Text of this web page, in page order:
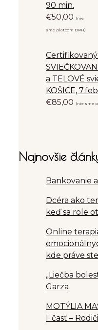
90 min.
€50,00 (nie
sme platcom DPH)
a TELOVÉ
KOŠICE,
€85,00 (nie sme
Najnovšie
Bankovanie
Dcéra ako
keď sa role
Online
kde práve
„Liečba
Garza
MOTÝLIA
I. časť –